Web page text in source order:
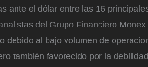
ante el dólar entre las 16
del Grupo Financiero
debido al bajo volumen de
también favorecido por la